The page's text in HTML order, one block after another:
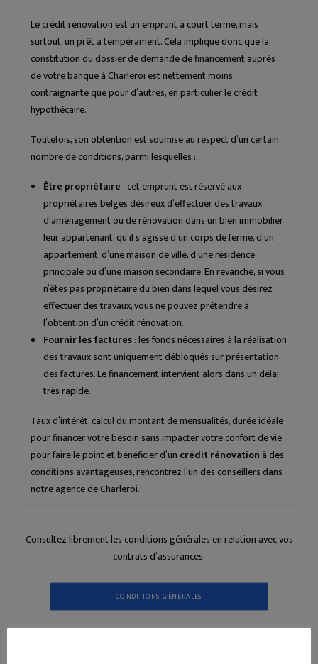
Le crédit rénovation est un emprunt à court terme, mais
surtout, un prêt à tempérament. Cela implique donc que la
constitution du dossier de demande de financement auprès
de votre banque à Charleroi est nettement moins
contraignante que pour d’autres, en particulier le crédit
hypothécaire.
Toutefois, son obtention est soumise au respect d’un certain
nombre de conditions, parmi lesquelles :
Être propriétaire : cet emprunt est réservé aux
propriétaires belges désireux d’effectuer des travaux
d’aménagement ou de rénovation dans un bien immobilier
leur appartenant, qu’il s’agisse d’un corps de ferme, d’un
appartement, d’une maison de ville, d’une résidence
principale ou d’une maison secondaire. En revanche, si vous
n’êtes pas propriétaire du bien dans lequel vous désirez
effectuer des travaux, vous ne pouvez prétendre à
l’obtention d’un crédit rénovation.
Fournir les factures: les fonds nécessaires à la réalisation
des travaux sont uniquement débloqués sur présentation
des factures. Le financement intervient alors dans un délai
très rapide.
Taux d’intérêt, calcul du montant de mensualités, durée idéale
pour financer votre besoin sans impacter votre confort de vie,
pour faire le point et bénéficier d’un crédit rénovation à des
conditions avantageuses, rencontrez l’un des conseillers dans
notre agence de Charleroi.
Consultez librement les conditions générales en relation avec vos
contrats d’assurances.
CONDITIONS GÉNÉRALES